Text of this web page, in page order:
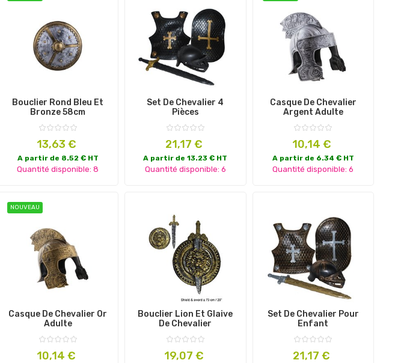
Bouclier Rond Bleu Et
Bronze 58cm
Prix
13,63 €
A partir de 8.52 € HT
Quantité disponible: 8
Set De Chevalier 4
Pièces
Prix
21,17 €
A partir de 13.23 € HT
Quantité disponible: 6
Casque De Chevalier
Argent Adulte
Prix
10,14 €
A partir de 6.34 € HT
Quantité disponible: 6
NOUVEAU
Casque De Chevalier Or
Adulte
Prix
10,14 €
Bouclier Lion Et Glaive
De Chevalier
Prix
19,07 €
Set De Chevalier Pour
Enfant
Prix
21,17 €